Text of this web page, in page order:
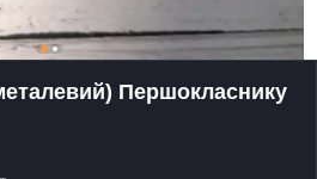
Першокласнику